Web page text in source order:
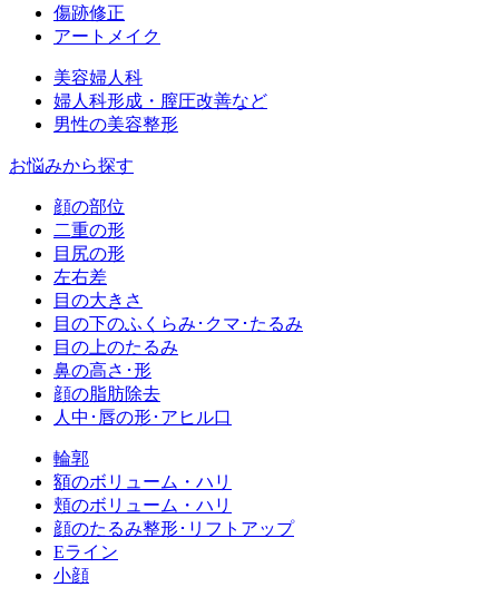
傷跡修正
アートメイク
美容婦人科
婦人科形成・膣圧改善など
男性の美容整形
お悩みから探す
顔の部位
二重の形
目尻の形
左右差
目の大きさ
目の下のふくらみ･クマ･たるみ
目の上のたるみ
鼻の高さ･形
顔の脂肪除去
人中･唇の形･アヒル口
輪郭
額のボリューム・ハリ
頬のボリューム・ハリ
顔のたるみ整形･リフトアップ
Eライン
小顔